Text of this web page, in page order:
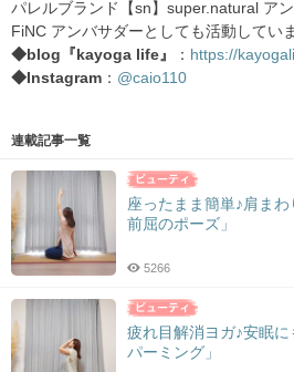
パレルブランド【sn】super.natural ア
FiNC アンバサダーとしても活動してい
◆blog『kayoga life』
： https://
◆Instagram ： @caio110
連載記事一覧
座ったまま簡単♪肩ま
前屈のポーズ」
5266
疲れ目解消ヨガ♪安眠
パーミング」